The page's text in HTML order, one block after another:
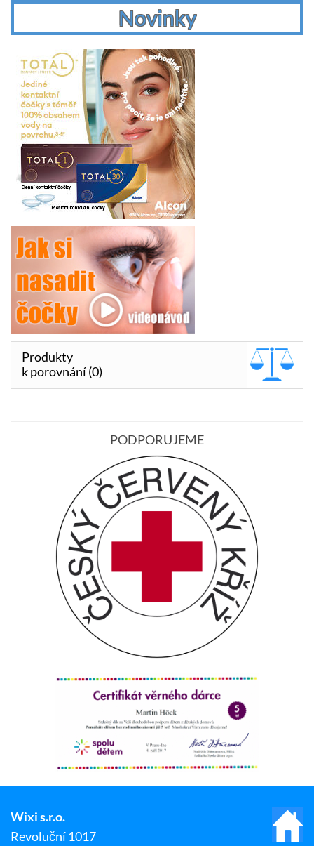
Novinky
Produkty
k porovnání (0)
PODPORUJEME
Wixi s.r.o.
Revoluční 1017